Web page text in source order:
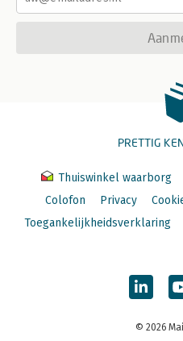
PRETTIG
Thuiswinkel waarborg
Colofon
Privacy
Toegankelijkheidsverklaring
© 2026